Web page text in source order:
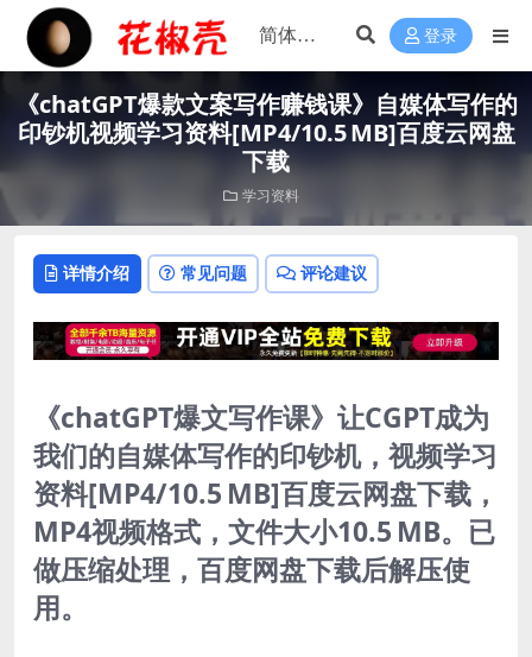
登录
《chatGPT爆款文案写作赚钱课》自媒体写作的
印钞机视频学习资料[MP4/10.5 MB]百度云网盘
下载
学习资料
详情介绍 常见问题 评论建议
《chatGPT爆文写作课》让CGPT成为
我们的自媒体写作的印钞机，视频学习
资料[MP4/10.5 MB]百度云网盘下载，
MP4视频格式，文件大小10.5 MB。已
做压缩处理，百度网盘下载后解压使
用。